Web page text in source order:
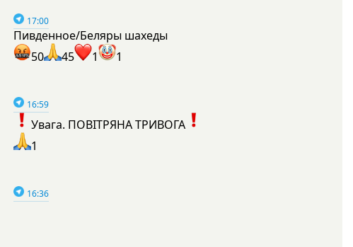
17:00
Пивденное/Беляры шахеды
50
45 1 1
16:59
Увага. ПОВІТРЯНА ТРИВОГА
1
16:36